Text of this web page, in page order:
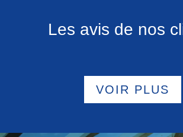
Les avis de nos
VOIR PLUS